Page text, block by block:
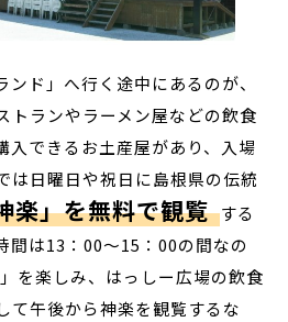
ド」へ行く途中にあるのが、
トランやラーメン屋などの飲食
入できるお土産屋があり、入場
は日曜日や祝日に島根県の伝統
楽」を無料で観覧 する
間は13：00～15：00の間なの
を楽しみ、はっしー広場の飲食
午後から神楽を観覧するな